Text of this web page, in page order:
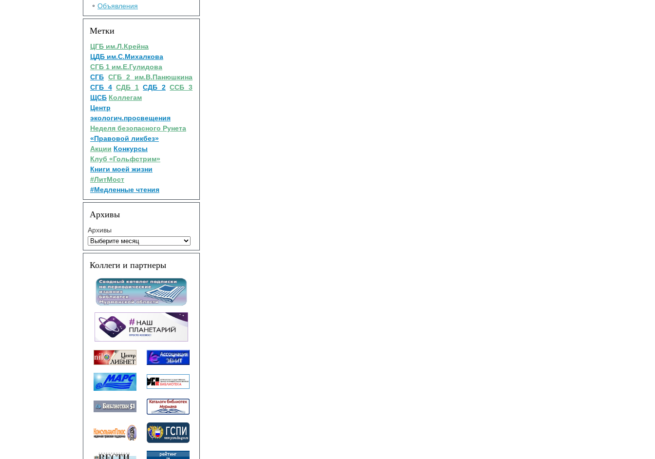
Объявления
Метки
ЦГБ им.Л.Крейна
ЦДБ им.С.Михалкова
СГБ 1 им.Е.Гулидова
СГБ СГБ 2 им.В.Панюшкина
СГБ 4 СДБ 1 СДБ 2 ССБ 3
ЩСБ Коллегам
Центр
экологич.просвещения
Неделя безопасного Рунета
«Правовой ликбез»
Акции Конкурсы
Клуб «Гольфстрим»
Книги моей жизни
#ЛитМост
#Медленные чтения
Архивы
Архивы
Коллеги и партнеры